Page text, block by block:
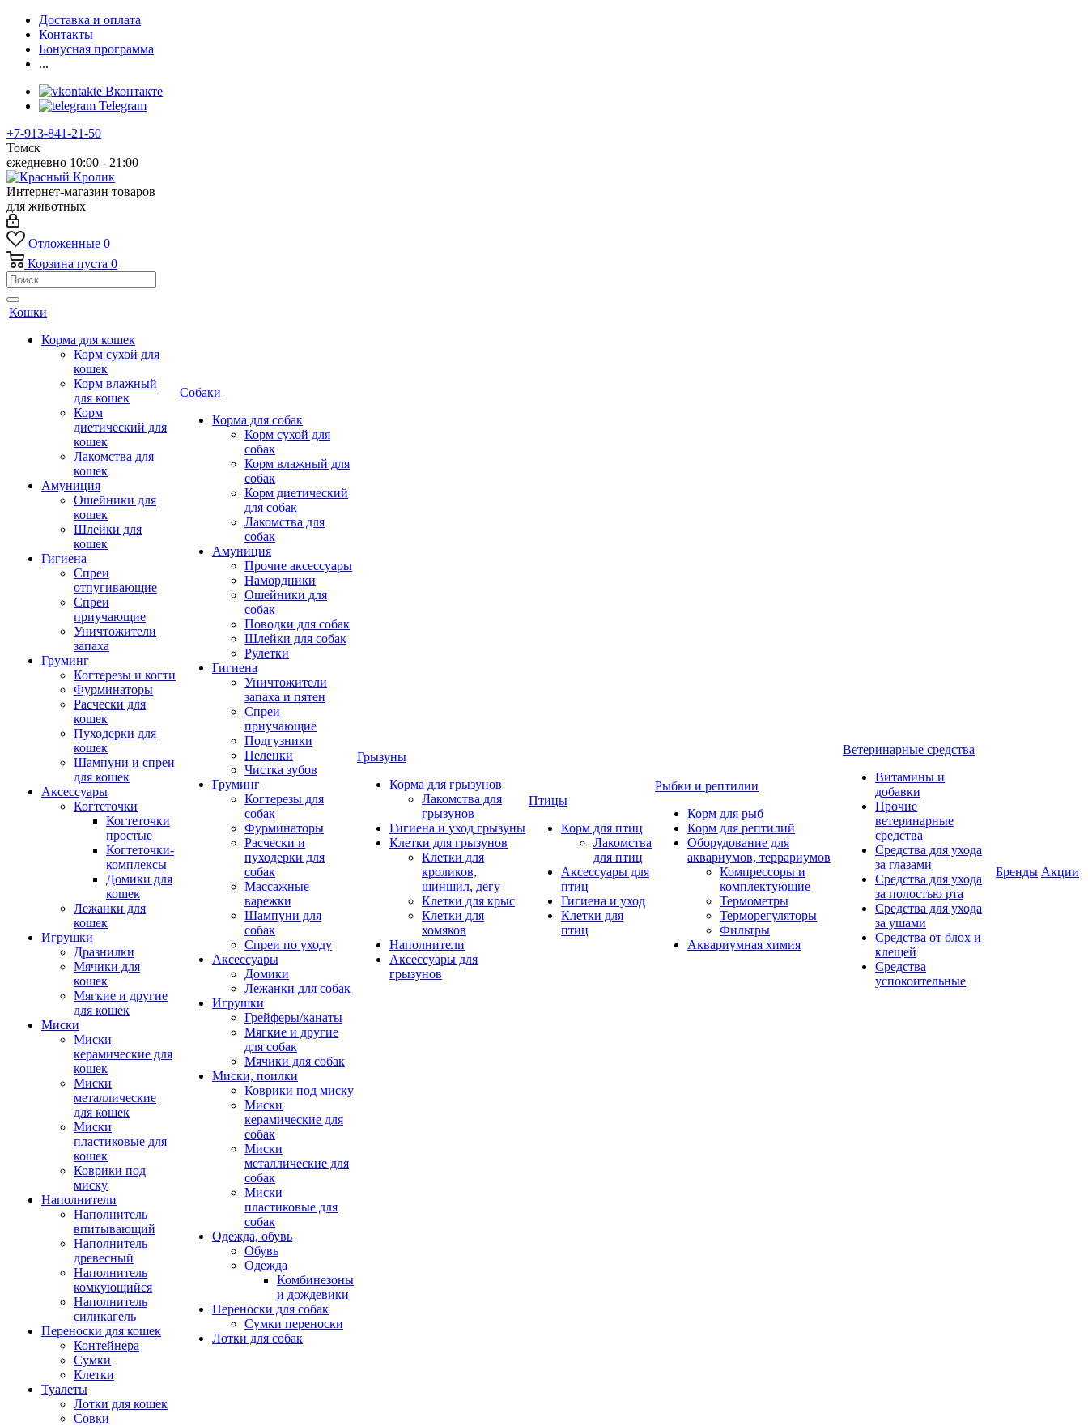
Доставка и оплата
Контакты
Бонусная программа
...
Вконтакте
Telegram
+7-913-841-21-50
Томск
ежедневно 10:00 - 21:00
Интернет-магазин товаров
для животных
Отложенные 0
Корзина пуста 0
Кошки
Корма для кошек
Корм сухой для
кошек
Корм влажный
для кошек
Корм
диетический для
кошек
Лакомства для
кошек
Амуниция
Ошейники для
кошек
Шлейки для
кошек
Гигиена
Спреи
отпугивающие
Спреи
приучающие
Уничтожители
запаха
Груминг
Когтерезы и когти
Фурминаторы
Расчески для
кошек
Пуходерки для
кошек
Шампуни и спреи
для кошек
Аксессуары
Когтеточки
Когтеточки
простые
Когтеточки-
комплексы
Домики для
кошек
Лежанки для
кошек
Игрушки
Дразнилки
Мячики для
кошек
Мягкие и другие
для кошек
Миски
Миски
керамические для
кошек
Миски
металлические
для кошек
Миски
пластиковые для
кошек
Коврики под
миску
Наполнители
Наполнитель
впитывающий
Наполнитель
древесный
Наполнитель
комкующийся
Наполнитель
силикагель
Переноски для кошек
Контейнера
Сумки
Клетки
Туалеты
Лотки для кошек
Совки
Собаки
Корма для собак
Корм сухой для
собак
Корм влажный для
собак
Корм диетический
для собак
Лакомства для
собак
Амуниция
Прочие аксессуары
Намордники
Ошейники для
собак
Поводки для собак
Шлейки для собак
Рулетки
Гигиена
Уничтожители
запаха и пятен
Спреи
приучающие
Подгузники
Пеленки
Чистка зубов
Груминг
Когтерезы для
собак
Фурминаторы
Расчески и
пуходерки для
собак
Массажные
варежки
Шампуни для
собак
Спреи по уходу
Аксессуары
Домики
Лежанки для собак
Игрушки
Грейферы/канаты
Мягкие и другие
для собак
Мячики для собак
Миски, поилки
Коврики под миску
Миски
керамические для
собак
Миски
металлические для
собак
Миски
пластиковые для
собак
Одежда, обувь
Обувь
Одежда
Комбинезоны
и дождевики
Переноски для собак
Сумки переноски
Лотки для собак
Грызуны
Корма для грызунов
Лакомства для
грызунов
Гигиена и уход грызуны
Клетки для грызунов
Клетки для
кроликов,
шиншил, дегу
Клетки для крыс
Клетки для
хомяков
Наполнители
Аксессуары для
грызунов
Птицы
Корм для птиц
Лакомства
для птиц
Аксессуары для
птиц
Гигиена и уход
Клетки для
птиц
Рыбки и рептилии
Корм для рыб
Корм для рептилий
Оборудование для
аквариумов, террариумов
Компрессоры и
комплектующие
Термометры
Терморегуляторы
Фильтры
Аквариумная химия
Ветеринарные средства
Витамины и
добавки
Прочие
ветеринарные
средства
Средства для ухода
за глазами
Средства для ухода
за полостью рта
Средства для ухода
за ушами
Средства от блох и
клещей
Средства
успокоительные
Бренды Акции